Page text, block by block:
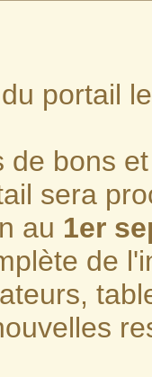
portail
de bons
sera
au 1er
de